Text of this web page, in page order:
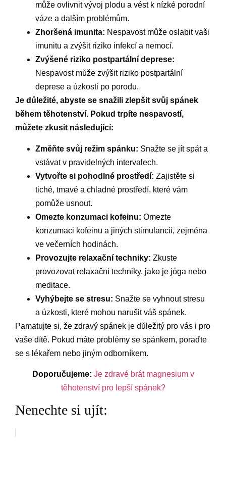
může ovlivnit vývoj plodu a vést k nízké porodní
váze a dalším problémům.
Zhoršená imunita: Nespavost může oslabit vaši
imunitu a zvýšit riziko infekcí a nemocí.
Zvýšené riziko postpartální deprese:
Nespavost může zvýšit riziko postpartální
deprese a úzkosti po porodu.
Je důležité, abyste se snažili zlepšit svůj spánek
během těhotenství. Pokud trpíte nespavostí,
můžete zkusit následující:
Změňte svůj režim spánku: Snažte se jít spát a
vstávat v pravidelných intervalech.
Vytvořte si pohodlné prostředí: Zajistěte si
tiché, tmavé a chladné prostředí, které vám
pomůže usnout.
Omezte konzumaci kofeinu: Omezte
konzumaci kofeinu a jiných stimulancií, zejména
ve večerních hodinách.
Provozujte relaxační techniky: Zkuste
provozovat relaxační techniky, jako je jóga nebo
meditace.
Vyhýbejte se stresu: Snažte se vyhnout stresu
a úzkosti, které mohou narušit váš spánek.
Pamatujte si, že zdravý spánek je důležitý pro vás i pro
vaše dítě. Pokud máte problémy se spánkem, poraďte
se s lékařem nebo jiným odborníkem.
Doporučujeme: Je zdravé brát magnesium v
těhotenství pro lepší spánek?
Nenechte si ujít: